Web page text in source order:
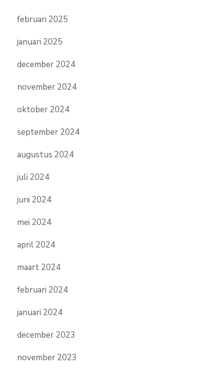
februari 2025
januari 2025
december 2024
november 2024
oktober 2024
september 2024
augustus 2024
juli 2024
juni 2024
mei 2024
april 2024
maart 2024
februari 2024
januari 2024
december 2023
november 2023